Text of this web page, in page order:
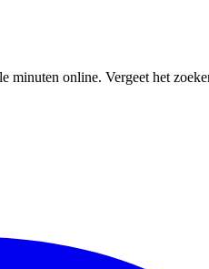
minuten online. Vergeet het